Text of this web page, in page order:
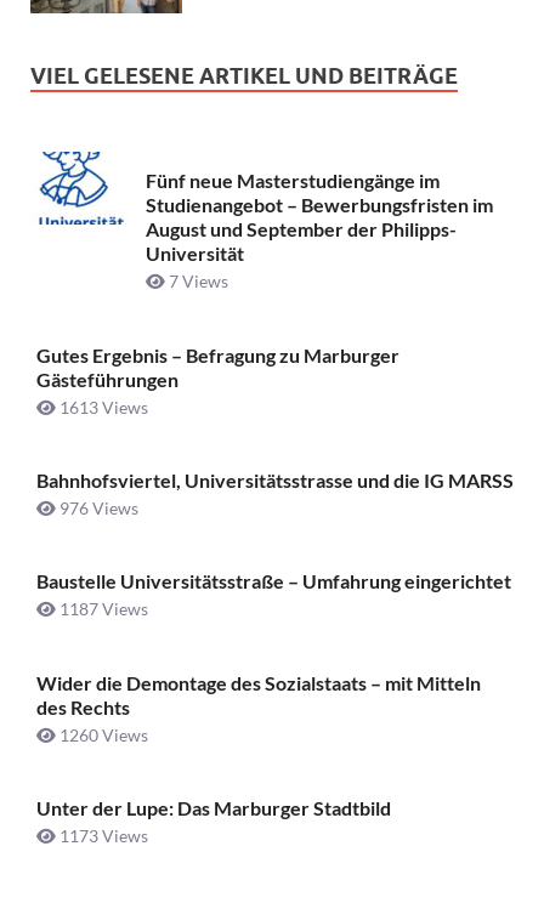
VIEL GELESENE ARTIKEL UND BEITRÄGE
Fünf neue Masterstudiengänge im
Studienangebot – Bewerbungsfristen im
August und September der Philipps-
Universität
7 Views
Gutes Ergebnis – Befragung zu Marburger
Gästeführungen
1613 Views
Bahnhofsviertel, Universitätsstrasse und die IG MARSS
976 Views
Baustelle Universitätsstraße ­– Umfahrung eingerichtet
1187 Views
Wider die Demontage des Sozialstaats – mit Mitteln
des Rechts
1260 Views
Unter der Lupe: Das Marburger Stadtbild
1173 Views